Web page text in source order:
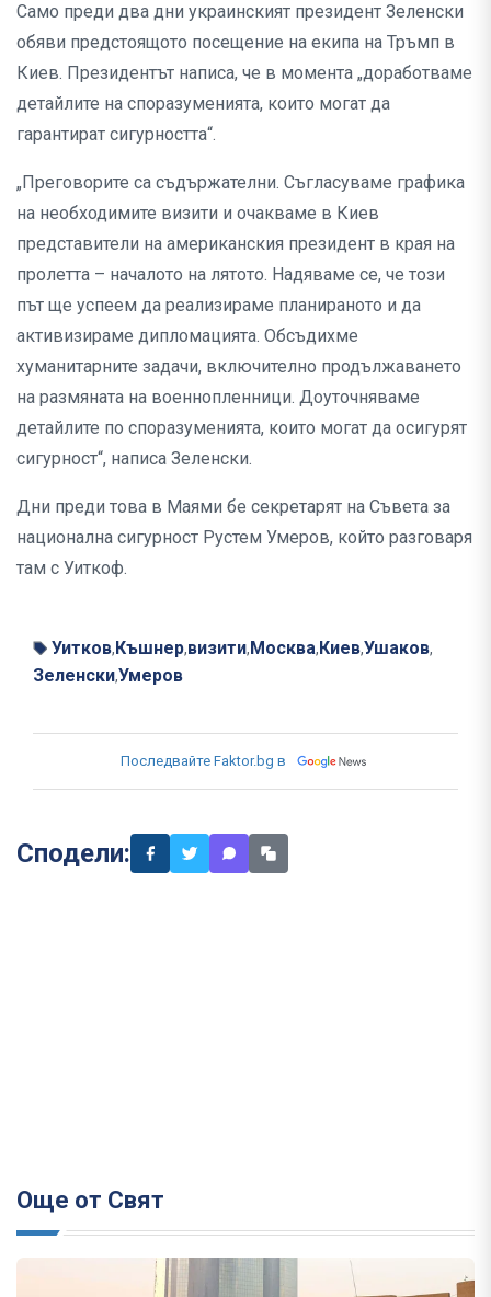
Само преди два дни украинският президент Зеленски
обяви предстоящото посещение на екипа на Тръмп в
Киев. Президентът написа, че в момента „доработваме
детайлите на споразуменията, които могат да
гарантират сигурността“.
„Преговорите са съдържателни. Съгласуваме графика
на необходимите визити и очакваме в Киев
представители на американския президент в края на
пролетта – началото на лятото. Надяваме се, че този
път ще успеем да реализираме планираното и да
активизираме дипломацията. Обсъдихме
хуманитарните задачи, включително продължаването
на размяната на военнопленници. Доуточняваме
детайлите по споразуменията, които могат да осигурят
сигурност“, написа Зеленски.
Дни преди това в Маями бе секретарят на Съвета за
национална сигурност Рустем Умеров, който разговаря
там с Уиткоф.
Уитков, Къшнер,визити, Москва, Киев,Ушаков,
Зеленски,Умеров
Последвайте Faktor.bg в
Сподели:
Още от Свят